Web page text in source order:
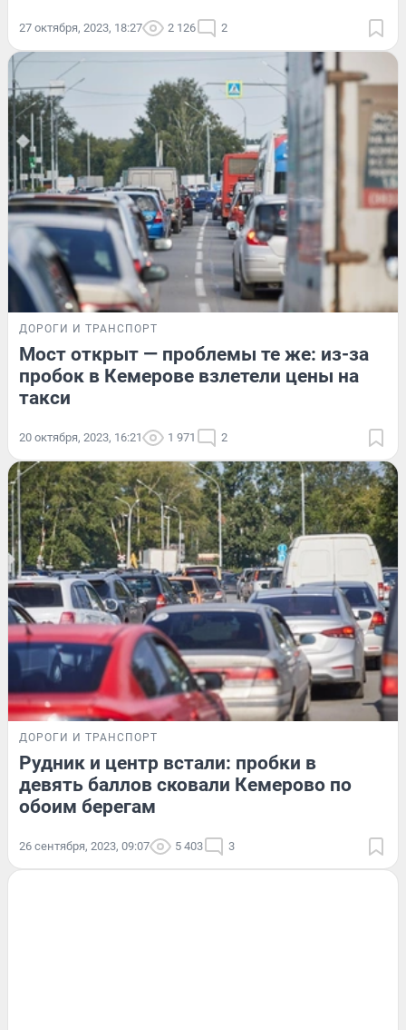
27 октября, 2023, 18:27 2 126 2
ДОРОГИ И ТРАНСПОРТ
Мост открыт — проблемы те же: из-за
пробок в Кемерове взлетели цены на
такси
20 октября, 2023, 16:21 1 971 2
ДОРОГИ И ТРАНСПОРТ
Рудник и центр встали: пробки в
девять баллов сковали Кемерово по
обоим берегам
26 сентября, 2023, 09:07 5 403 3